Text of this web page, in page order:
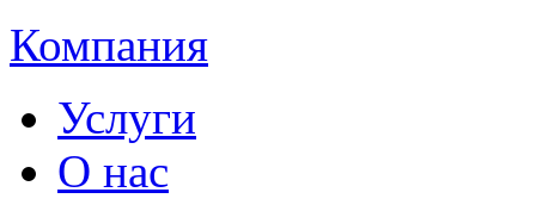
Компания
Услуги
О нас